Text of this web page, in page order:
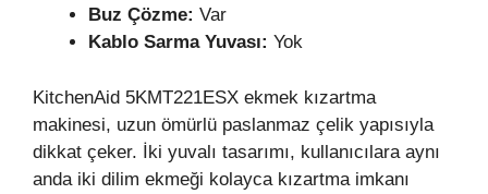
Buz Çözme: Var
Kablo Sarma Yuvası: Yok
KitchenAid 5KMT221ESX ekmek kızartma
makinesi, uzun ömürlü paslanmaz çelik yapısıyla
dikkat çeker. İki yuvalı tasarımı, kullanıcılara aynı
anda iki dilim ekmeği kolayca kızartma imkanı